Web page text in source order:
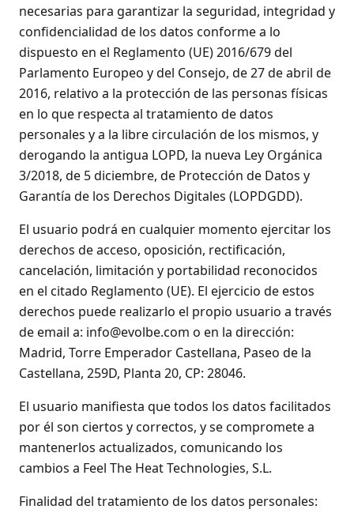
necesarias para garantizar la seguridad, integridad y
confidencialidad de los datos conforme a lo
dispuesto en el Reglamento (UE) 2016/679 del
Parlamento Europeo y del Consejo, de 27 de abril de
2016, relativo a la protección de las personas físicas
en lo que respecta al tratamiento de datos
personales y a la libre circulación de los mismos, y
derogando la antigua LOPD, la nueva Ley Orgánica
3/2018, de 5 diciembre, de Protección de Datos y
Garantía de los Derechos Digitales (LOPDGDD).
El usuario podrá en cualquier momento ejercitar los
derechos de acceso, oposición, rectificación,
cancelación, limitación y portabilidad reconocidos
en el citado Reglamento (UE). El ejercicio de estos
derechos puede realizarlo el propio usuario a través
de email a: info@evolbe.com o en la dirección:
Madrid, Torre Emperador Castellana, Paseo de la
Castellana, 259D, Planta 20, CP: 28046.
El usuario manifiesta que todos los datos facilitados
por él son ciertos y correctos, y se compromete a
mantenerlos actualizados, comunicando los
cambios a Feel The Heat Technologies, S.L.
Finalidad del tratamiento de los datos personales: